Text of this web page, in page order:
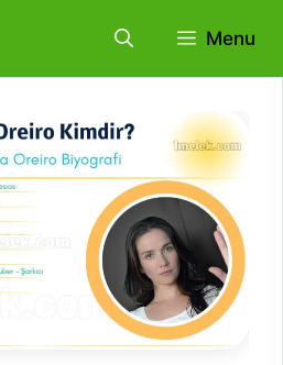
Menu